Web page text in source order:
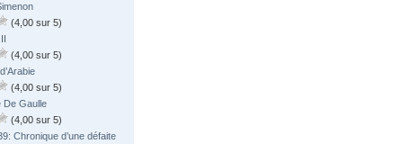
(4,00 sur 5)
(4,00 sur 5)
(4,00 sur 5)
De Gaulle
(4,00 sur 5)
Chronique d’une défaite